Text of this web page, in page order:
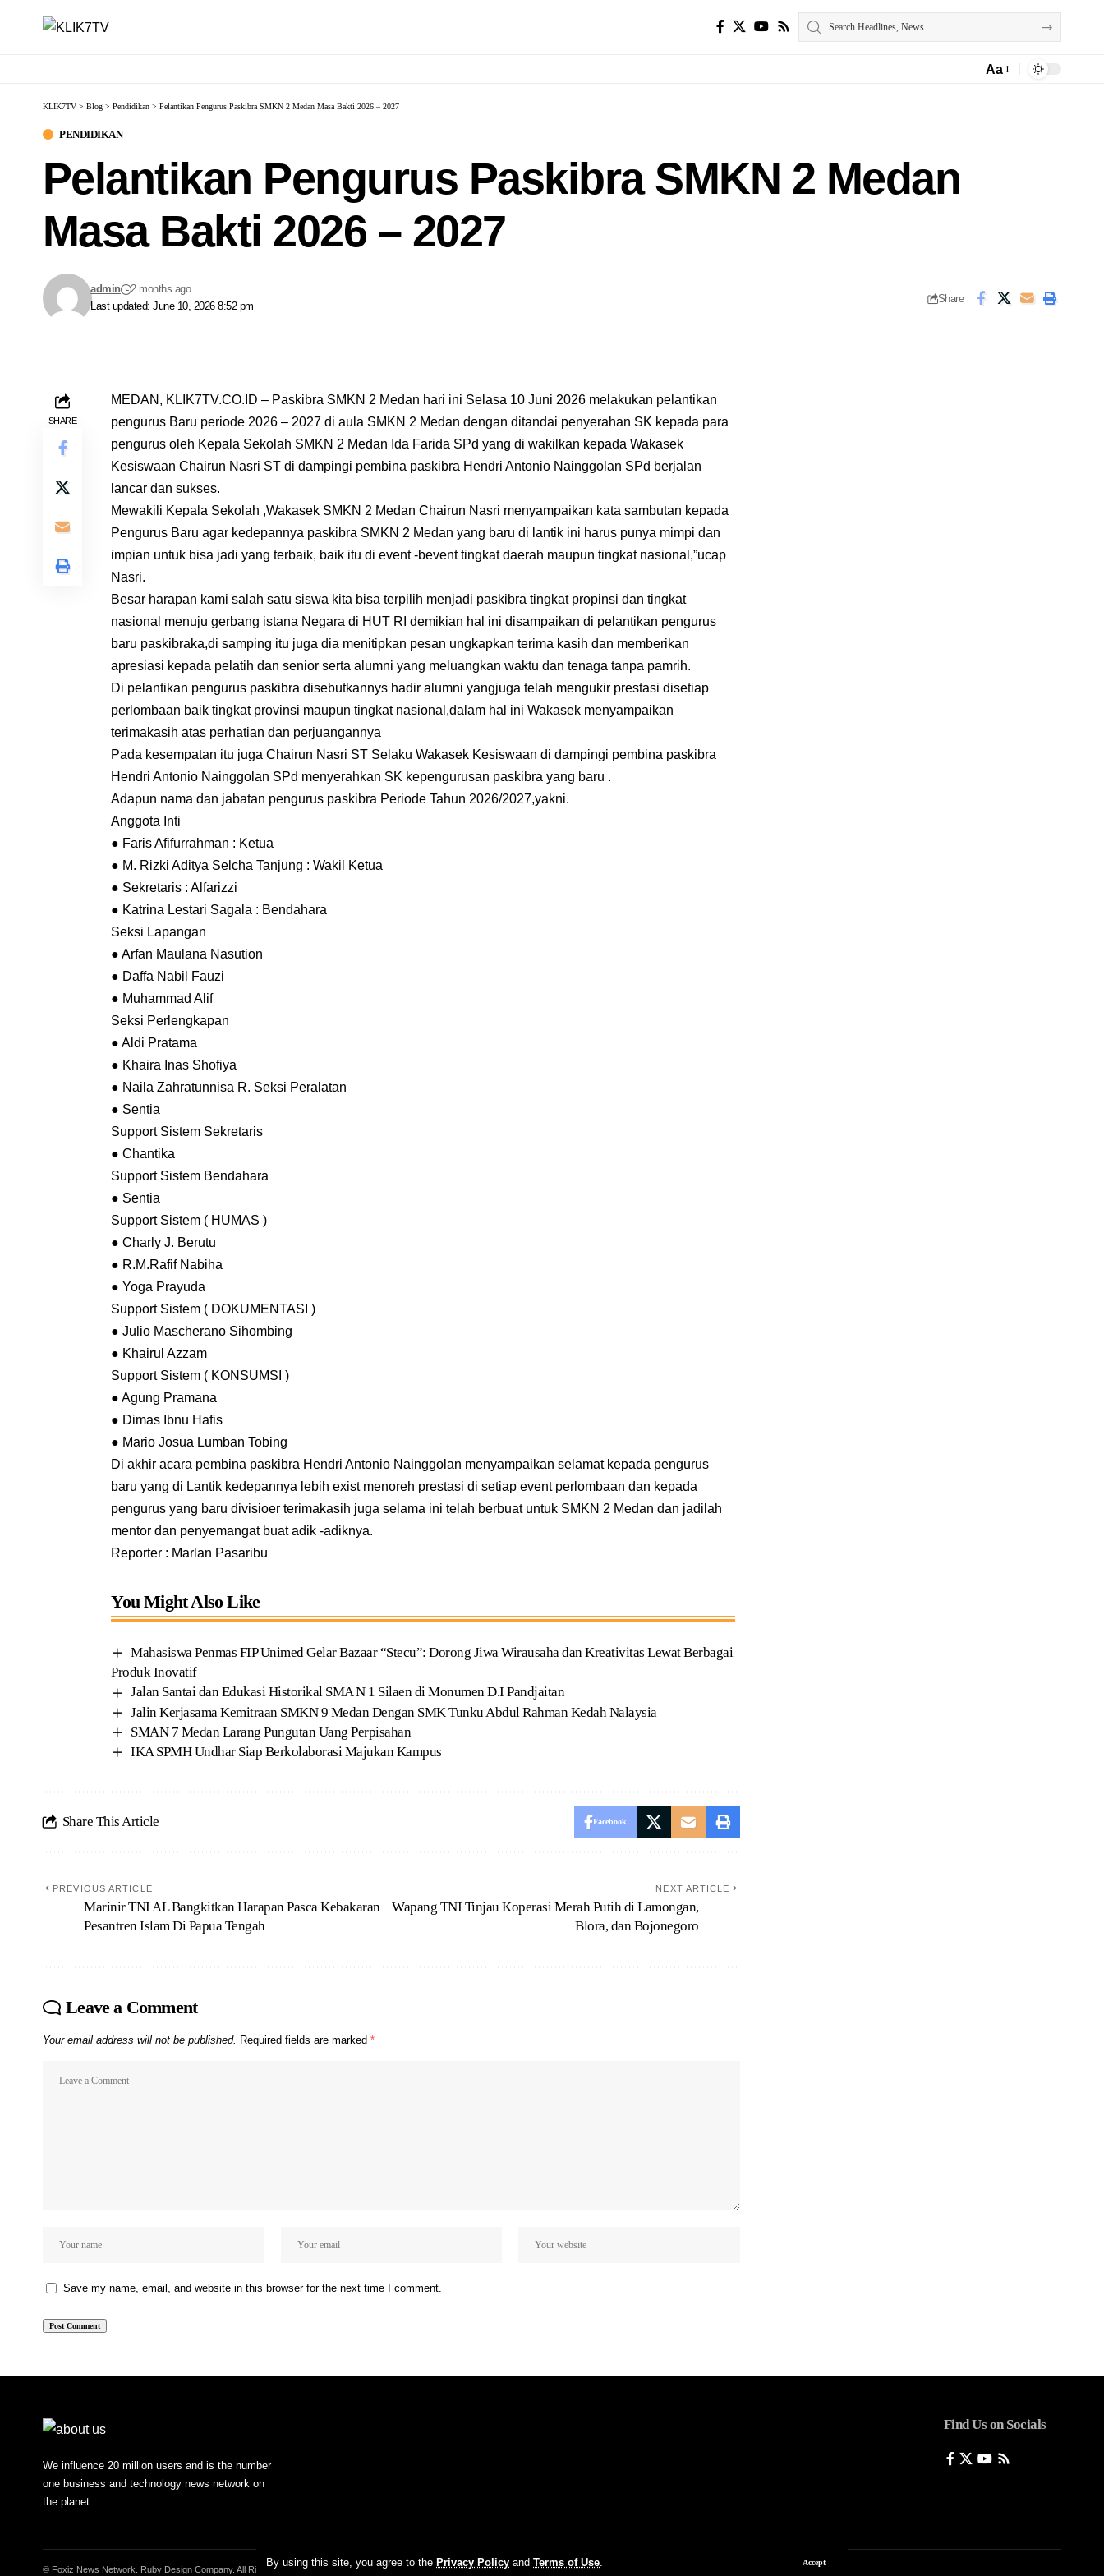
By using this site, you agree to the Privacy Policy and Terms of Use. Accept
Aa
KLIK7TV > Blog > Pendidikan > Pelantikan Pengurus Paskibra SMKN 2 Medan Masa Bakti 2026 – 2027
PENDIDIKAN
Pelantikan Pengurus Paskibra SMKN 2 Medan
Masa Bakti 2026 – 2027
Last updated: June 10, 2026 8:52 pm
admin 2 months ago
Share
SHARE
MEDAN, KLIK7TV.CO.ID – Paskibra SMKN 2 Medan hari ini Selasa 10 Juni 2026 melakukan pelantikan
pengurus Baru periode 2026 – 2027 di aula SMKN 2 Medan dengan ditandai penyerahan SK kepada para
pengurus oleh Kepala Sekolah SMKN 2 Medan Ida Farida SPd yang di wakilkan kepada Wakasek
Kesiswaan Chairun Nasri ST di dampingi pembina paskibra Hendri Antonio Nainggolan SPd berjalan
lancar dan sukses.
Mewakili Kepala Sekolah ,Wakasek SMKN 2 Medan Chairun Nasri menyampaikan kata sambutan kepada
Pengurus Baru agar kedepannya paskibra SMKN 2 Medan yang baru di lantik ini harus punya mimpi dan
impian untuk bisa jadi yang terbaik, baik itu di event -bevent tingkat daerah maupun tingkat nasional,”ucap
Nasri.
Besar harapan kami salah satu siswa kita bisa terpilih menjadi paskibra tingkat propinsi dan tingkat
nasional menuju gerbang istana Negara di HUT RI demikian hal ini disampaikan di pelantikan pengurus
baru paskibraka,di samping itu juga dia menitipkan pesan ungkapkan terima kasih dan memberikan
apresiasi kepada pelatih dan senior serta alumni yang meluangkan waktu dan tenaga tanpa pamrih.
Di pelantikan pengurus paskibra disebutkannys hadir alumni yangjuga telah mengukir prestasi disetiap
perlombaan baik tingkat provinsi maupun tingkat nasional,dalam hal ini Wakasek menyampaikan
terimakasih atas perhatian dan perjuangannya
Pada kesempatan itu juga Chairun Nasri ST Selaku Wakasek Kesiswaan di dampingi pembina paskibra
Hendri Antonio Nainggolan SPd menyerahkan SK kepengurusan paskibra yang baru .
Adapun nama dan jabatan pengurus paskibra Periode Tahun 2026/2027,yakni.
Anggota Inti
● Faris Afifurrahman : Ketua
● M. Rizki Aditya Selcha Tanjung : Wakil Ketua
● Sekretaris : Alfarizzi
● Katrina Lestari Sagala : Bendahara
Seksi Lapangan
● Arfan Maulana Nasution
● Daffa Nabil Fauzi
● Muhammad Alif
Seksi Perlengkapan
● Aldi Pratama
● Khaira Inas Shofiya
● Naila Zahratunnisa R. Seksi Peralatan
● Sentia
Support Sistem Sekretaris
● Chantika
Support Sistem Bendahara
● Sentia
Support Sistem ( HUMAS )
● Charly J. Berutu
● R.M.Rafif Nabiha
● Yoga Prayuda
Support Sistem ( DOKUMENTASI )
● Julio Mascherano Sihombing
● Khairul Azzam
Support Sistem ( KONSUMSI )
● Agung Pramana
● Dimas Ibnu Hafis
● Mario Josua Lumban Tobing
Di akhir acara pembina paskibra Hendri Antonio Nainggolan menyampaikan selamat kepada pengurus
baru yang di Lantik kedepannya lebih exist menoreh prestasi di setiap event perlombaan dan kepada
pengurus yang baru divisioer terimakasih juga selama ini telah berbuat untuk SMKN 2 Medan dan jadilah
mentor dan penyemangat buat adik -adiknya.
Reporter : Marlan Pasaribu
You Might Also Like
Mahasiswa Penmas FIP Unimed Gelar Bazaar “Stecu”: Dorong Jiwa Wirausaha dan Kreativitas Lewat Berbagai
Produk Inovatif
Jalan Santai dan Edukasi Historikal SMA N 1 Silaen di Monumen D.I Pandjaitan
Jalin Kerjasama Kemitraan SMKN 9 Medan Dengan SMK Tunku Abdul Rahman Kedah Nalaysia
SMAN 7 Medan Larang Pungutan Uang Perpisahan
IKA SPMH Undhar Siap Berkolaborasi Majukan Kampus
Share This Article Facebook
PREVIOUS ARTICLE
Marinir TNI AL Bangkitkan Harapan Pasca Kebakaran
Pesantren Islam Di Papua Tengah
NEXT ARTICLE
Wapang TNI Tinjau Koperasi Merah Putih di Lamongan,
Blora, dan Bojonegoro
Leave a Comment
Your email address will not be published. Required fields are marked *
Save my name, email, and website in this browser for the next time I comment.
We influence 20 million users and is the number
one business and technology news network on
the planet.
Find Us on Socials
© Foxiz News Network. Ruby Design Company. All Rights Reserved.